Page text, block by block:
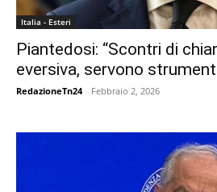
Italia - Esteri
Piantedosi: “Scontri di
eversiva, servono
RedazioneTn24 - Febbraio 2, 2026